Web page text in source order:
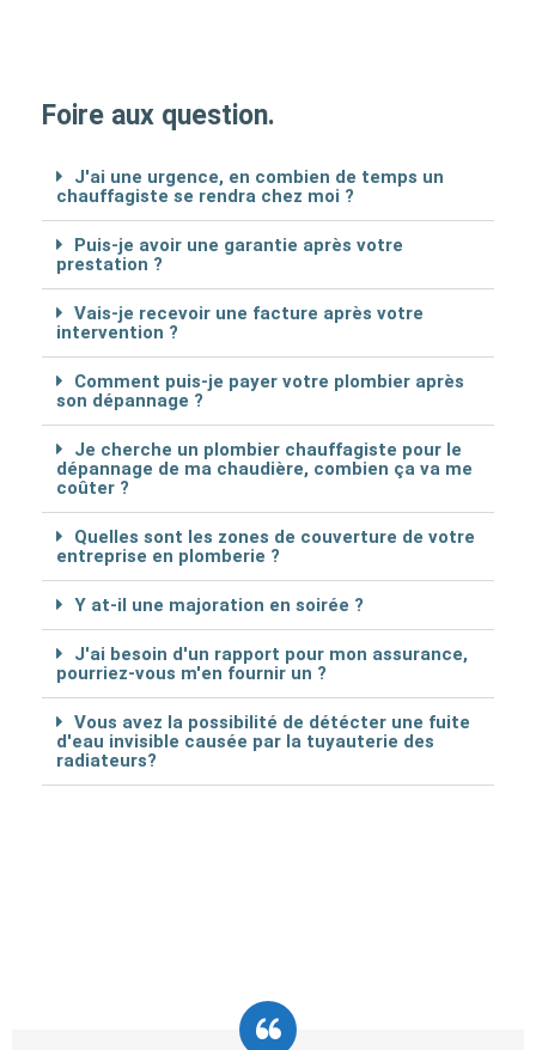
Foire aux question.
J'ai une urgence, en combien de temps un
chauffagiste se rendra chez moi ?
Puis-je avoir une garantie après votre
prestation ?
Vais-je recevoir une facture après votre
intervention ?
Comment puis-je payer votre plombier après
son dépannage ?
Je cherche un plombier chauffagiste pour le
dépannage de ma chaudière, combien ça va me
coûter ?
Quelles sont les zones de couverture de votre
entreprise en plomberie ?
Y at-il une majoration en soirée ?
J'ai besoin d'un rapport pour mon assurance,
pourriez-vous m'en fournir un ?
Vous avez la possibilité de détécter une fuite
d'eau invisible causée par la tuyauterie des
radiateurs?